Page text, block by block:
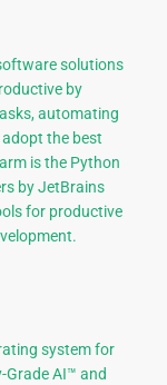
solutions
by
automating
the best
is the Python
by JetBrains
for productive
system for
Grade AI™ and